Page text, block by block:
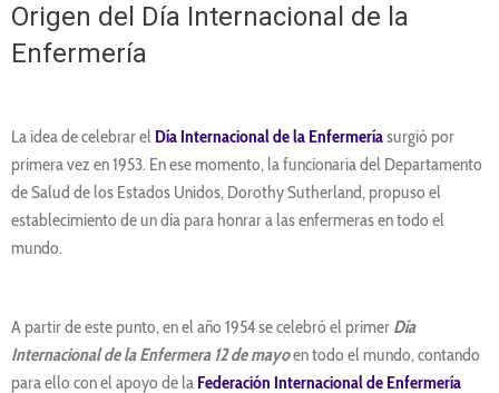
Origen del Día Internacional de la
Enfermería
La idea de celebrar el Día Internacional de la Enfermeríasurgió por
primera vez en 1953. En ese momento, la funcionaria del Departamento
de Salud de los Estados Unidos, Dorothy Sutherland, propuso el
establecimiento de un día para honrar a las enfermeras en todo el
mundo.
A partir de este punto, en el año 1954 se celebró el primer Día
Internacional de la Enfermera 12 de mayoen todo el mundo, contando
para ello con el apoyo de la Federación Internacional de Enfermería